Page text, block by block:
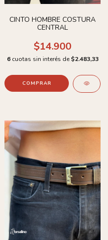
CINTO HOMBRE COSTURA
CENTRAL
$14.900
6 cuotas sin interés de $2.483,33
COMPRAR